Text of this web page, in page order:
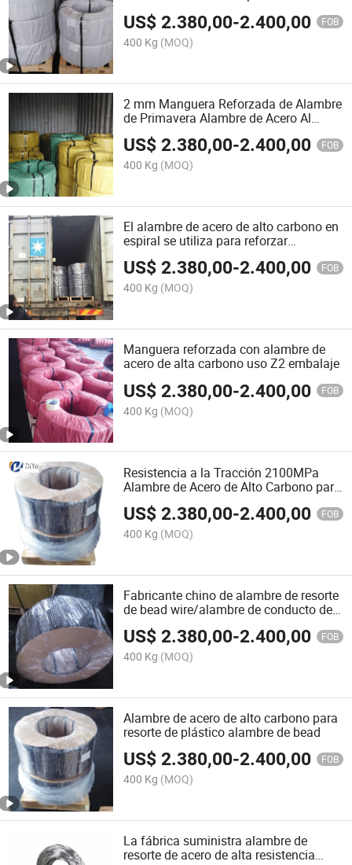
conductos de aire
US$2.380,00-2.400,00 FOB
400 Kg (MOQ)
2 mm Manguera Reforzada de Alambre
de Primavera Alambre de Acero Al
Carbono Alto Alambre de Acero
Recubierto de Cobre
US$2.380,00-2.400,00 FOB
400 Kg (MOQ)
El alambre de acero de alto carbono en
espiral se utiliza para reforzar
mangueras, alambre de resorte y
alambre de bead
US$2.380,00-2.400,00 FOB
400 Kg (MOQ)
Manguera reforzada con alambre de
acero de alta carbono uso Z2 embalaje
US$2.380,00-2.400,00 FOB
400 Kg (MOQ)
Resistencia a la Tracción 2100MPa
Alambre de Acero de Alto Carbono para
Resortes de Colchón Alambre de Perla
con Z2 Embalaje
US$2.380,00-2.400,00 FOB
400 Kg (MOQ)
Fabricante chino de alambre de resorte
de bead wire/alambre de conducto de
aire/alambre de acero recubierto de
cobre
US$2.380,00-2.400,00 FOB
400 Kg (MOQ)
Alambre de acero de alto carbono para
resorte de plástico alambre de bead
US$2.380,00-2.400,00 FOB
400 Kg (MOQ)
La fábrica suministra alambre de
resorte de acero de alta resistencia